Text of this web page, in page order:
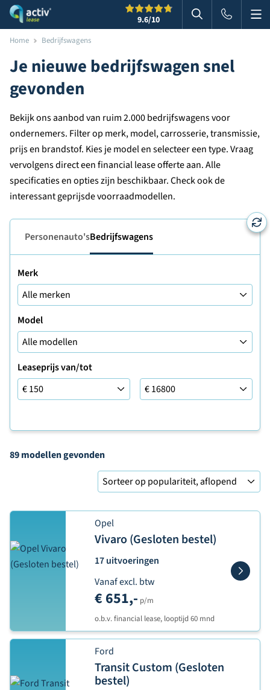
9.6/10 Zoeken in
Home Bedrijfswagens
Je nieuwe bedrijfswagen snel
gevonden
Bekijk ons aanbod van ruim 2.000 bedrijfswagens voor
ondernemers. Filter op merk, model, carrosserie, transmissie,
prijs en brandstof. Kies je model en selecteer een type. Vraag
vervolgens direct een financial lease offerte aan. Alle
specificaties en opties zijn beschikbaar. Check ook de
interessant geprijsde voorraadmodellen.
Personenauto'sBedrijfswagens
Merk
Model
Leaseprijs van/tot
Leaseprijs van/tot
89 modellengevonden
Opel
Vivaro (Gesloten bestel)
17 uitvoeringen
Vanaf excl. btw
€ 651,- p/m
o.b.v. financial lease, looptijd 60 mnd
Ford
Transit Custom (Gesloten
bestel)